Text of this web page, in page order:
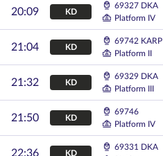
20:09 KD
69327 DKA
Platform IV
21:04 KD
69742 KARP
Platform II
21:32 KD
69329 DKA
Platform III
21:50 KD
69746
Platform IV
22:36 KD
69331 DKA